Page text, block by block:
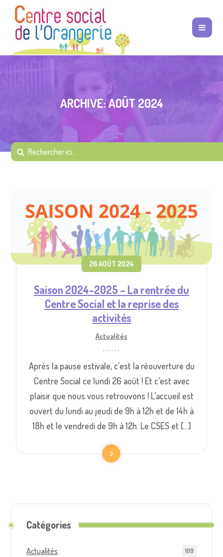
ARCHIVE: AOÛT 2024
26 AOÛT 2024
Saison 2024-2025 – La rentrée du
Centre Social et la reprise des
activités
Actualités
Après la pause estivale, c’est la réouverture du
Centre Social ce lundi 26 août ! Et c’est avec
plaisir que nous vous retrouvons ! L’accueil est
ouvert du lundi au jeudi de 9h à 12h et de 14h à
18h et le vendredi de 9h à 12h. Le CSES et […]
Catégories
Actualités 109